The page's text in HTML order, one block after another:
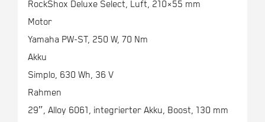
RockShox Deluxe Select, Luft, 210×55 mm
Motor
Yamaha PW-ST, 250 W, 70 Nm
Akku
Simplo, 630 Wh, 36 V
Rahmen
29″, Alloy 6061, integrierter Akku, Boost, 130 mm